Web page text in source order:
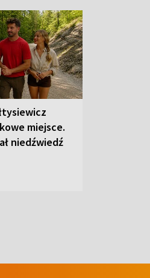
miejsce.
niedźwiedź